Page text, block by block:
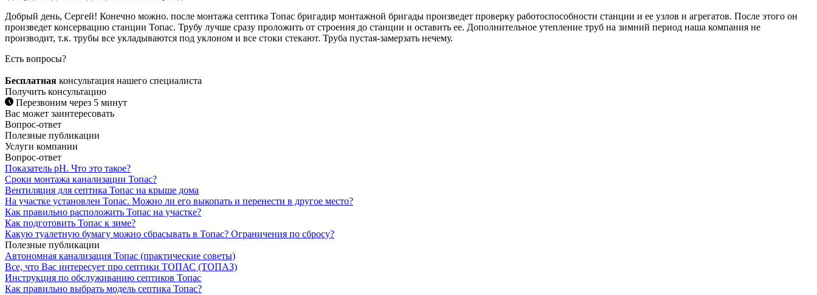
Добрый день, Сергей! Конечно можно. после монтажа септика Топас бригадир монтажной бригады произведет проверку работоспособности станции и ее узлов и агрегатов. После этого он
произведет консервацию станции Топас. Трубу лучше сразу проложить от строения до станции и оставить ее. Дополнительное утепление труб на зимний период наша компания не
производит, т.к. трубы все укладываются под уклоном и все стоки стекают. Труба пустая-замерзать нечему.
Есть вопросы?
Бесплатная консультация нашего специалиста
Получить консультацию
Перезвоним через 5 минут
Вас может заинтересовать
Вопрос-ответ
Полезные публикации
Услуги компании
Вопрос-ответ
Показатель рН. Что это такое?
Сроки монтажа канализации Топас?
Вентиляция для септика Топас на крыше дома
На участке установлен Топас. Можно ли его выкопать и перенести в другое место?
Как правильно расположить Топас на участке?
Как подготовить Топас к зиме?
Какую туалетную бумагу можно сбрасывать в Топас? Ограничения по сбросу?
Полезные публикации
Автономная канализация Топас (практические советы)
Все, что Вас интересует про септики ТОПАС (ТОПАЗ)
Инструкция по обслуживанию септиков Топас
Как правильно выбрать модель септика Топас?